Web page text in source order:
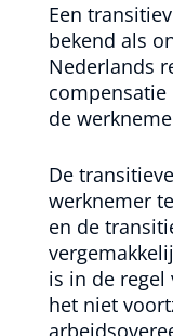
Een
bekend als
Nederlands
compensatie
de
De
werknemer
en de
is in de
het niet